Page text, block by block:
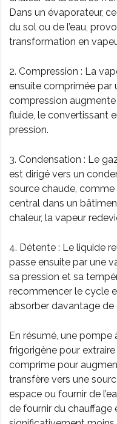
Dans un évaporateur,
du sol ou de l’eau,
transformation en
2. Compression : La
ensuite comprimée par
compression
fluide, le convertissant
pression.
3. Condensation : Le
est dirigé vers un
source chaude,
central dans un
chaleur, la vapeur
4. Détente : Le liquide
passe ensuite par une
sa pression et sa
recommencer le cycle
absorber davantage de
En résumé, une pompe
frigorigène pour extraire
comprime pour
transfère vers une
espace ou fournir de
de fournir du